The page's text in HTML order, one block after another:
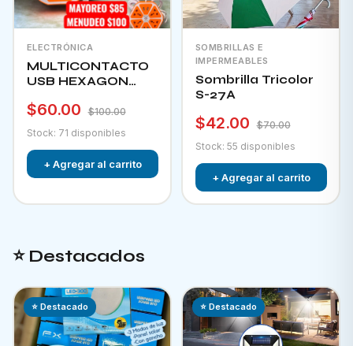
ELECTRÓNICA
MULTICONTACTO
USB HEXAGON
$60.00
$100.00
Stock: 71 disponibles
+ Agregar al carrito
SOMBRILLAS E
IMPERMEABLES
Sombrilla Tricolor
S-27A
$42.00
$70.00
Stock: 55 disponibles
+ Agregar al carrito
⭐ Destacados
⭐ Destacado ⭐ Destacado